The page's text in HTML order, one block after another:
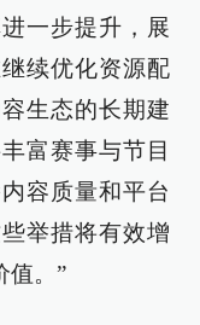
一步提升，展
续优化资源配
生态的长期建
富赛事与节目
容质量和平台
举措将有效增
值。”